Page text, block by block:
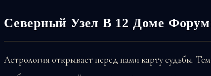
Северный Узел В 12 Доме
Астрология открывает перед нами карту судьбы.